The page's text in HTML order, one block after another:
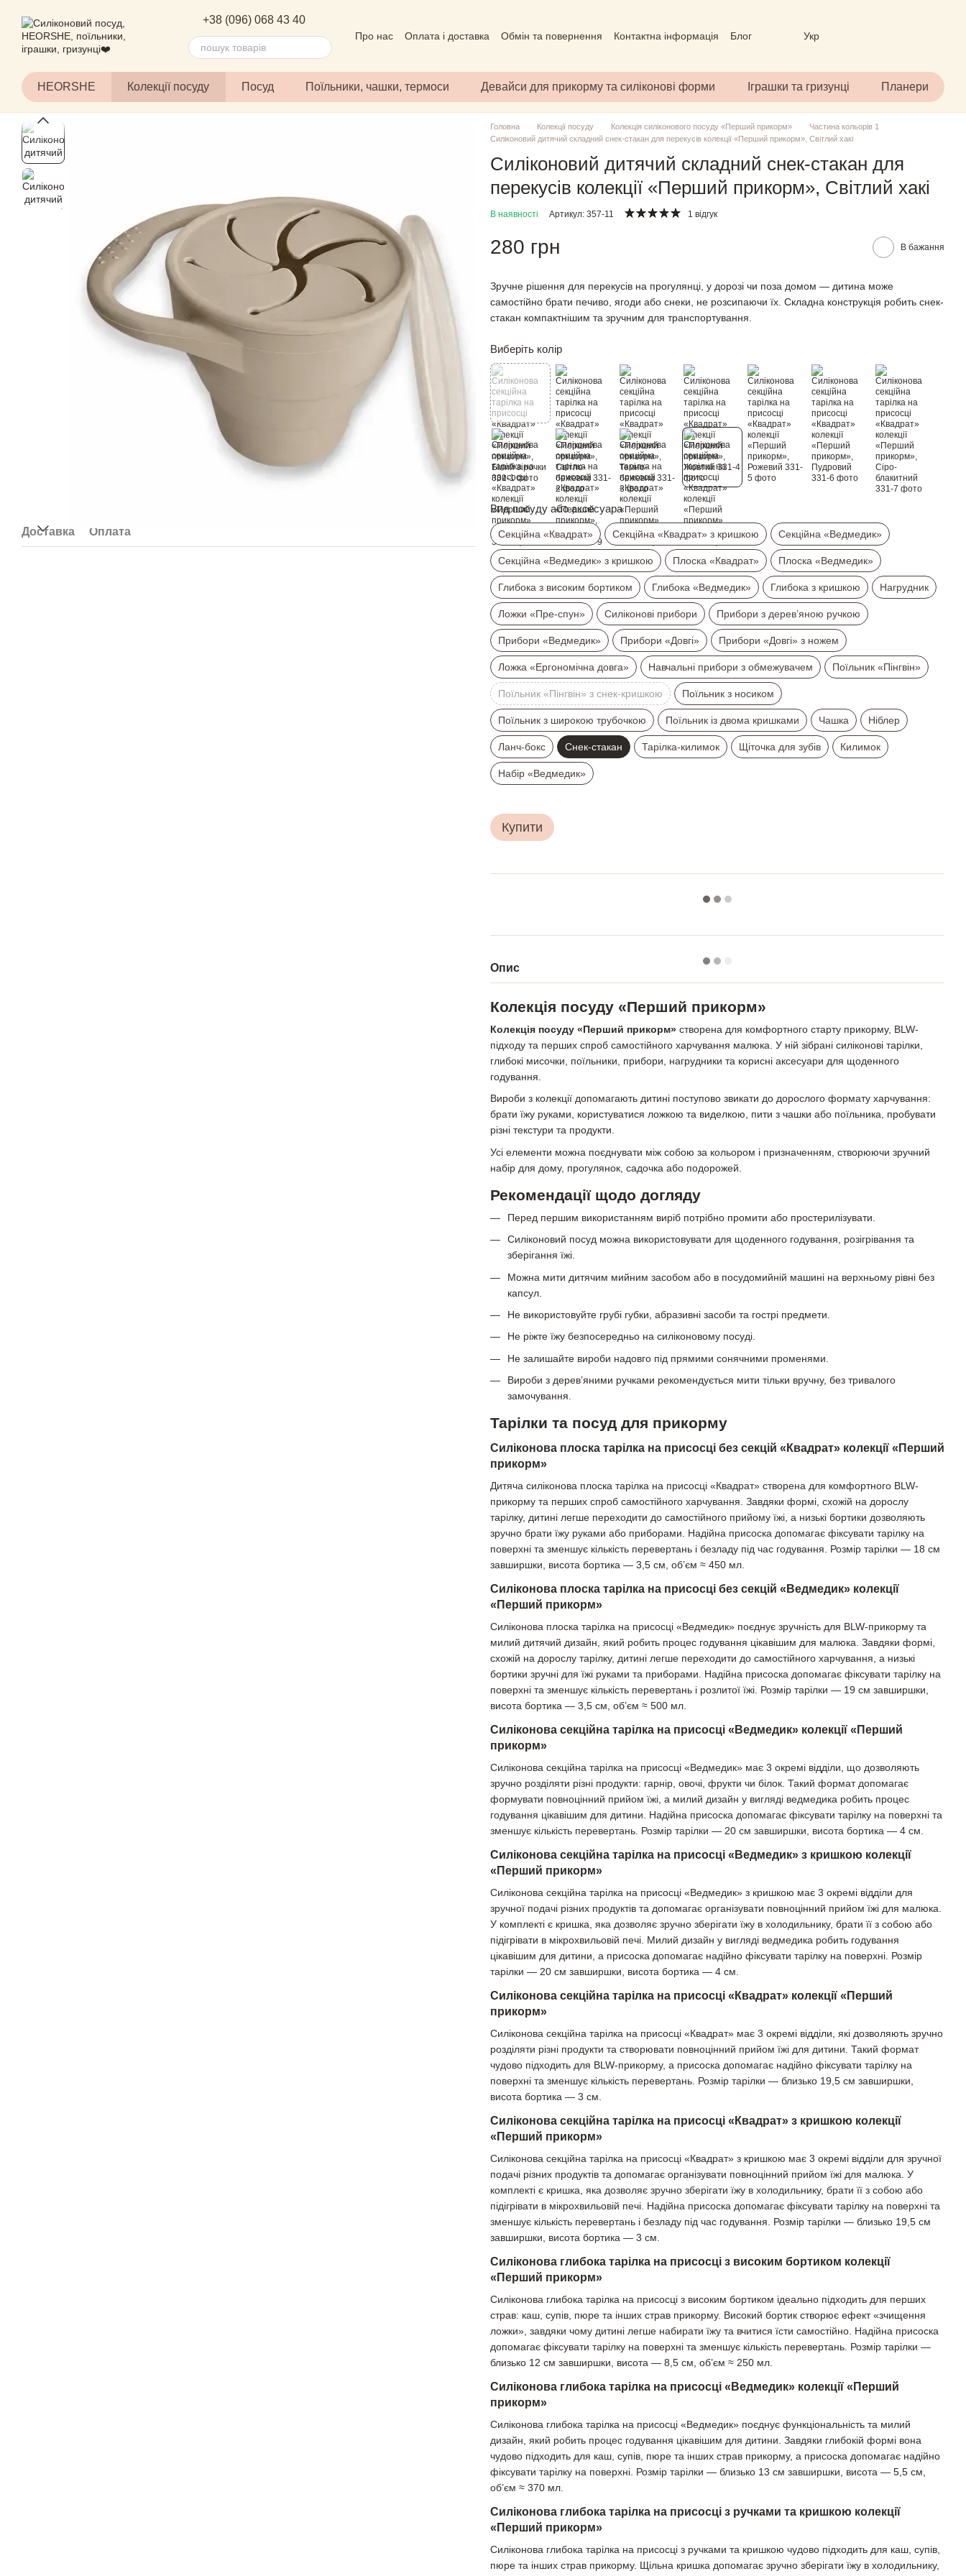
+38 (096) 068 43 40
Про нас Оплата і доставка Обмін та повернення Контактна інформація
Блог
Укр
HEORSHE Колекції посуду Посуд Поїльники, чашки, термоси Девайси для прикорму та силіконові форми Іграшки та гризунці Планери
Доставка Оплата
Головна Колекції посуду Колекція силіконового посуду «Перший прикорм»
Частина кольорів 1
Силіконовий дитячий складний снек-стакан для перекусів колекції «Перший прикорм», Світлий хакі
Силіконовий дитячий складний снек-стакан для
перекусів колекції «Перший прикорм», Світлий хакі
В наявності Артикул: 357-11 1 відгук
280 грн В бажання
Зручне рішення для перекусів на прогулянці, у дорозі чи поза домом — дитина може
самостійно брати печиво, ягоди або снеки, не розсипаючи їх. Складна конструкція робить снек-
стакан компактнішим та зручним для транспортування.
Виберіть колір
Вид посуду або аксесуара
Секційна «Квадрат» Секційна «Квадрат» з кришкою Секційна «Ведмедик»
Секційна «Ведмедик» з кришкою Плоска «Квадрат» Плоска «Ведмедик»
Глибока з високим бортиком Глибока «Ведмедик» Глибока з кришкою Нагрудник
Ложки «Пре-спун» Силіконові прибори Прибори з дерев’яною ручкою
Прибори «Ведмедик» Прибори «Довгі» Прибори «Довгі» з ножем
Ложка «Ергономічна довга» Навчальні прибори з обмежувачем Поїльник «Пінгвін»
Поїльник «Пінгвін» з снек-кришкою Поїльник з носиком
Поїльник з широкою трубочкою Поїльник із двома кришками Чашка Ніблер
Ланч-бокс Снек-стакан Тарілка-килимок Щіточка для зубів Килимок
Набір «Ведмедик»
Купити
Опис
Колекція посуду «Перший прикорм»
Колекція посуду «Перший прикорм» створена для комфортного старту прикорму, BLW-
підходу та перших спроб самостійного харчування малюка. У ній зібрані силіконові тарілки,
глибокі мисочки, поїльники, прибори, нагрудники та корисні аксесуари для щоденного
годування.
Вироби з колекції допомагають дитині поступово звикати до дорослого формату харчування:
брати їжу руками, користуватися ложкою та виделкою, пити з чашки або поїльника, пробувати
різні текстури та продукти.
Усі елементи можна поєднувати між собою за кольором і призначенням, створюючи зручний
набір для дому, прогулянок, садочка або подорожей.
Рекомендації щодо догляду
Перед першим використанням виріб потрібно промити або простерилізувати.
Силіконовий посуд можна використовувати для щоденного годування, розігрівання та
зберігання їжі.
Можна мити дитячим мийним засобом або в посудомийній машині на верхньому рівні без
капсул.
Не використовуйте грубі губки, абразивні засоби та гострі предмети.
Не ріжте їжу безпосередньо на силіконовому посуді.
Не залишайте вироби надовго під прямими сонячними променями.
Вироби з дерев’яними ручками рекомендується мити тільки вручну, без тривалого
замочування.
Тарілки та посуд для прикорму
Силіконова плоска тарілка на присосці без секцій «Квадрат» колекції «Перший
прикорм»
Дитяча силіконова плоска тарілка на присосці «Квадрат» створена для комфортного BLW-
прикорму та перших спроб самостійного харчування. Завдяки формі, схожій на дорослу
тарілку, дитині легше переходити до самостійного прийому їжі, а низькі бортики дозволяють
зручно брати їжу руками або приборами. Надійна присоска допомагає фіксувати тарілку на
поверхні та зменшує кількість перевертань і безладу під час годування. Розмір тарілки — 18 см
завширшки, висота бортика — 3,5 см, об’єм ≈ 450 мл.
Силіконова плоска тарілка на присосці без секцій «Ведмедик» колекції
«Перший прикорм»
Силіконова плоска тарілка на присосці «Ведмедик» поєднує зручність для BLW-прикорму та
милий дитячий дизайн, який робить процес годування цікавішим для малюка. Завдяки формі,
схожій на дорослу тарілку, дитині легше переходити до самостійного харчування, а низькі
бортики зручні для їжі руками та приборами. Надійна присоска допомагає фіксувати тарілку на
поверхні та зменшує кількість перевертань і розлитої їжі. Розмір тарілки — 19 см завширшки,
висота бортика — 3,5 см, об’єм ≈ 500 мл.
Силіконова секційна тарілка на присосці «Ведмедик» колекції «Перший
прикорм»
Силіконова секційна тарілка на присосці «Ведмедик» має 3 окремі відділи, що дозволяють
зручно розділяти різні продукти: гарнір, овочі, фрукти чи білок. Такий формат допомагає
формувати повноцінний прийом їжі, а милий дизайн у вигляді ведмедика робить процес
годування цікавішим для дитини. Надійна присоска допомагає фіксувати тарілку на поверхні та
зменшує кількість перевертань. Розмір тарілки — 20 см завширшки, висота бортика — 4 см.
Силіконова секційна тарілка на присосці «Ведмедик» з кришкою колекції
«Перший прикорм»
Силіконова секційна тарілка на присосці «Ведмедик» з кришкою має 3 окремі відділи для
зручної подачі різних продуктів та допомагає організувати повноцінний прийом їжі для малюка.
У комплекті є кришка, яка дозволяє зручно зберігати їжу в холодильнику, брати її з собою або
підігрівати в мікрохвильовій печі. Милий дизайн у вигляді ведмедика робить годування
цікавішим для дитини, а присоска допомагає надійно фіксувати тарілку на поверхні. Розмір
тарілки — 20 см завширшки, висота бортика — 4 см.
Силіконова секційна тарілка на присосці «Квадрат» колекції «Перший
прикорм»
Силіконова секційна тарілка на присосці «Квадрат» має 3 окремі відділи, які дозволяють зручно
розділяти різні продукти та створювати повноцінний прийом їжі для дитини. Такий формат
чудово підходить для BLW-прикорму, а присоска допомагає надійно фіксувати тарілку на
поверхні та зменшує кількість перевертань. Розмір тарілки — близько 19,5 см завширшки,
висота бортика — 3 см.
Силіконова секційна тарілка на присосці «Квадрат» з кришкою колекції
«Перший прикорм»
Силіконова секційна тарілка на присосці «Квадрат» з кришкою має 3 окремі відділи для зручної
подачі різних продуктів та допомагає організувати повноцінний прийом їжі для малюка. У
комплекті є кришка, яка дозволяє зручно зберігати їжу в холодильнику, брати її з собою або
підігрівати в мікрохвильовій печі. Надійна присоска допомагає фіксувати тарілку на поверхні та
зменшує кількість перевертань і безладу під час годування. Розмір тарілки — близько 19,5 см
завширшки, висота бортика — 3 см.
Силіконова глибока тарілка на присосці з високим бортиком колекції
«Перший прикорм»
Силіконова глибока тарілка на присосці з високим бортиком ідеально підходить для перших
страв: каш, супів, пюре та інших страв прикорму. Високий бортик створює ефект «зчищення
ложки», завдяки чому дитині легше набирати їжу та вчитися їсти самостійно. Надійна присоска
допомагає фіксувати тарілку на поверхні та зменшує кількість перевертань. Розмір тарілки —
близько 12 см завширшки, висота — 8,5 см, об’єм ≈ 250 мл.
Силіконова глибока тарілка на присосці «Ведмедик» колекції «Перший
прикорм»
Силіконова глибока тарілка на присосці «Ведмедик» поєднує функціональність та милий
дизайн, який робить процес годування цікавішим для дитини. Завдяки глибокій формі вона
чудово підходить для каш, супів, пюре та інших страв прикорму, а присоска допомагає надійно
фіксувати тарілку на поверхні. Розмір тарілки — близько 13 см завширшки, висота — 5,5 см,
об’єм ≈ 370 мл.
Силіконова глибока тарілка на присосці з ручками та кришкою колекції
«Перший прикорм»
Силіконова глибока тарілка на присосці з ручками та кришкою чудово підходить для каш, супів,
пюре та інших страв прикорму. Щільна кришка допомагає зручно зберігати їжу в холодильнику,